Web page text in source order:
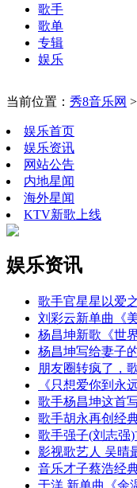
歌手
歌单
专辑
娱乐
当前位置： 秀8音乐网 >
娱乐首页
娱乐资讯
网站公告
内地星闻
海外星闻
KTV新歌上线
娱乐资讯
歌手官星星以爱
刘彩云新单曲《
杨昌坤新歌《世
杨昌坤写给妻子
朋友圈转疯了，
《只想爱你到永
歌手杨昌坤这首
歌手胡永再创经
歌手强子(刘志强
影视歌艺人 吴晴
音乐才子蔡浩经
于洋 新单曲《余